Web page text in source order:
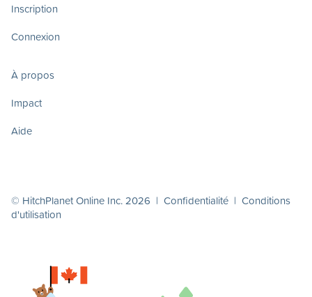
Inscription
Connexion
À propos
Impact
Aide
© HitchPlanet Online Inc. 2026 | Confidentialité | Conditions
d'utilisation